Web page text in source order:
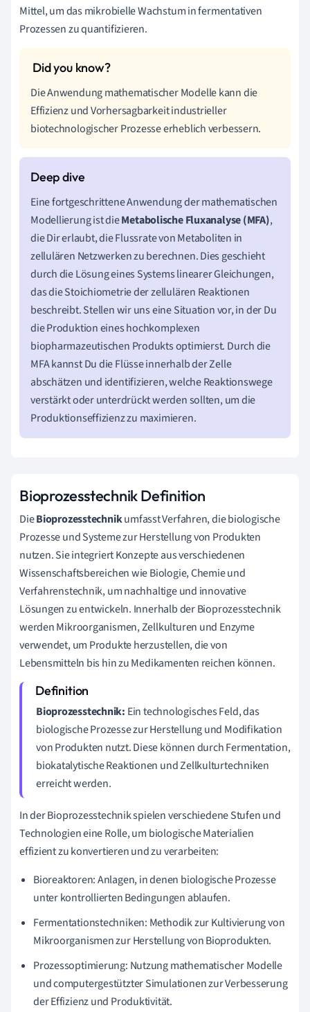
Mittel, um das mikrobielle Wachstum in fermentativen
Prozessen zu quantifizieren.
Die Anwendung mathematischer Modelle kann die
Effizienz und Vorhersagbarkeit industrieller
biotechnologischer Prozesse erheblich verbessern.
Eine fortgeschrittene Anwendung der mathematischen
Modellierung ist dieMetabolische Fluxanalyse (MFA),
die Dir erlaubt, die Flussrate von Metaboliten in
zellulären Netzwerken zu berechnen. Dies geschieht
durch die Lösung eines Systems linearer Gleichungen,
das die Stoichiometrie der zellulären Reaktionen
beschreibt. Stellen wir uns eine Situation vor, in der Du
die Produktion eines hochkomplexen
biopharmazeutischen Produkts optimierst. Durch die
MFA kannst Du die Flüsse innerhalb der Zelle
abschätzen und identifizieren, welche Reaktionswege
verstärkt oder unterdrückt werden sollten, um die
Produktionseffizienz zu maximieren.
Bioprozesstechnik Definition
DieBioprozesstechnikumfasst Verfahren, die biologische
Prozesse und Systeme zur Herstellung von Produkten
nutzen. Sie integriert Konzepte aus verschiedenen
Wissenschaftsbereichen wie Biologie, Chemie und
Verfahrenstechnik, um nachhaltige und innovative
Lösungen zu entwickeln. Innerhalb der Bioprozesstechnik
werden Mikroorganismen, Zellkulturen und Enzyme
verwendet, um Produkte herzustellen, die von
Lebensmitteln bis hin zu Medikamenten reichen können.
Bioprozesstechnik: Ein technologisches Feld, das
biologische Prozesse zur Herstellung und Modifikation
von Produkten nutzt. Diese können durch Fermentation,
biokatalytische Reaktionen und Zellkulturtechniken
erreicht werden.
In der Bioprozesstechnik spielen verschiedene Stufen und
Technologien eine Rolle, um biologische Materialien
effizient zu konvertieren und zu verarbeiten:
Bioreaktoren: Anlagen, in denen biologische Prozesse
unter kontrollierten Bedingungen ablaufen.
Fermentationstechniken: Methodik zur Kultivierung von
Mikroorganismen zur Herstellung von Bioprodukten.
Prozessoptimierung: Nutzung mathematischer Modelle
und computergestützter Simulationen zur Verbesserung
der Effizienz und Produktivität.